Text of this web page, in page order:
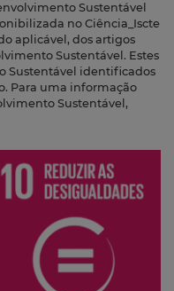
Sustentável
no Ciência_Iscte
aplicável, dos artigos
Sustentável. Estes
Sustentável identificados
Para uma informação
Sustentável,